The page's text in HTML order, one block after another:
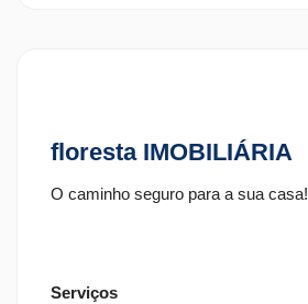
floresta IMOBILIÁRIA
O caminho seguro para a sua casa!
Serviços